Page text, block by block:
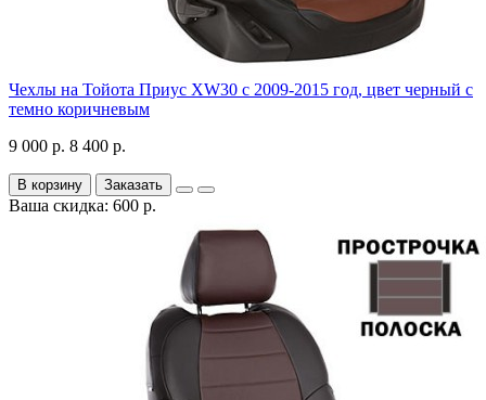
Чехлы на Тойота Приус XW30 с 2009-2015 год, цвет черный с
темно коричневым
9 000 р. 8 400 р.
В корзину Заказать
Ваша скидка: 600 р.